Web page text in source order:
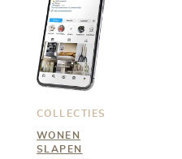
COLLECTIES
WONEN
SLAPEN
ok m